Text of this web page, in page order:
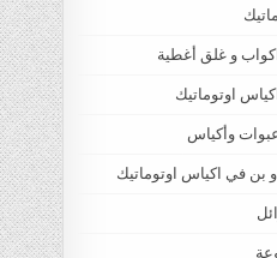
و غلق أغطية
اوتوماتيك
وأكياس
بن في اكياس اوتوماتيك